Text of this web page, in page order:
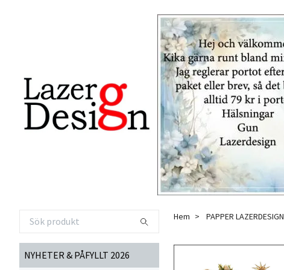
NYHETER & PÅFYLLT 2026
Hem PAPPER LAZERDESIGN